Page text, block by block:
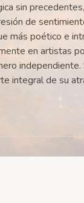
sin
de
más poético e
en artistas
integral de su